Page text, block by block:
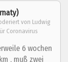
von Ludwig
Coronavirus
6 wochen
, muß zwei